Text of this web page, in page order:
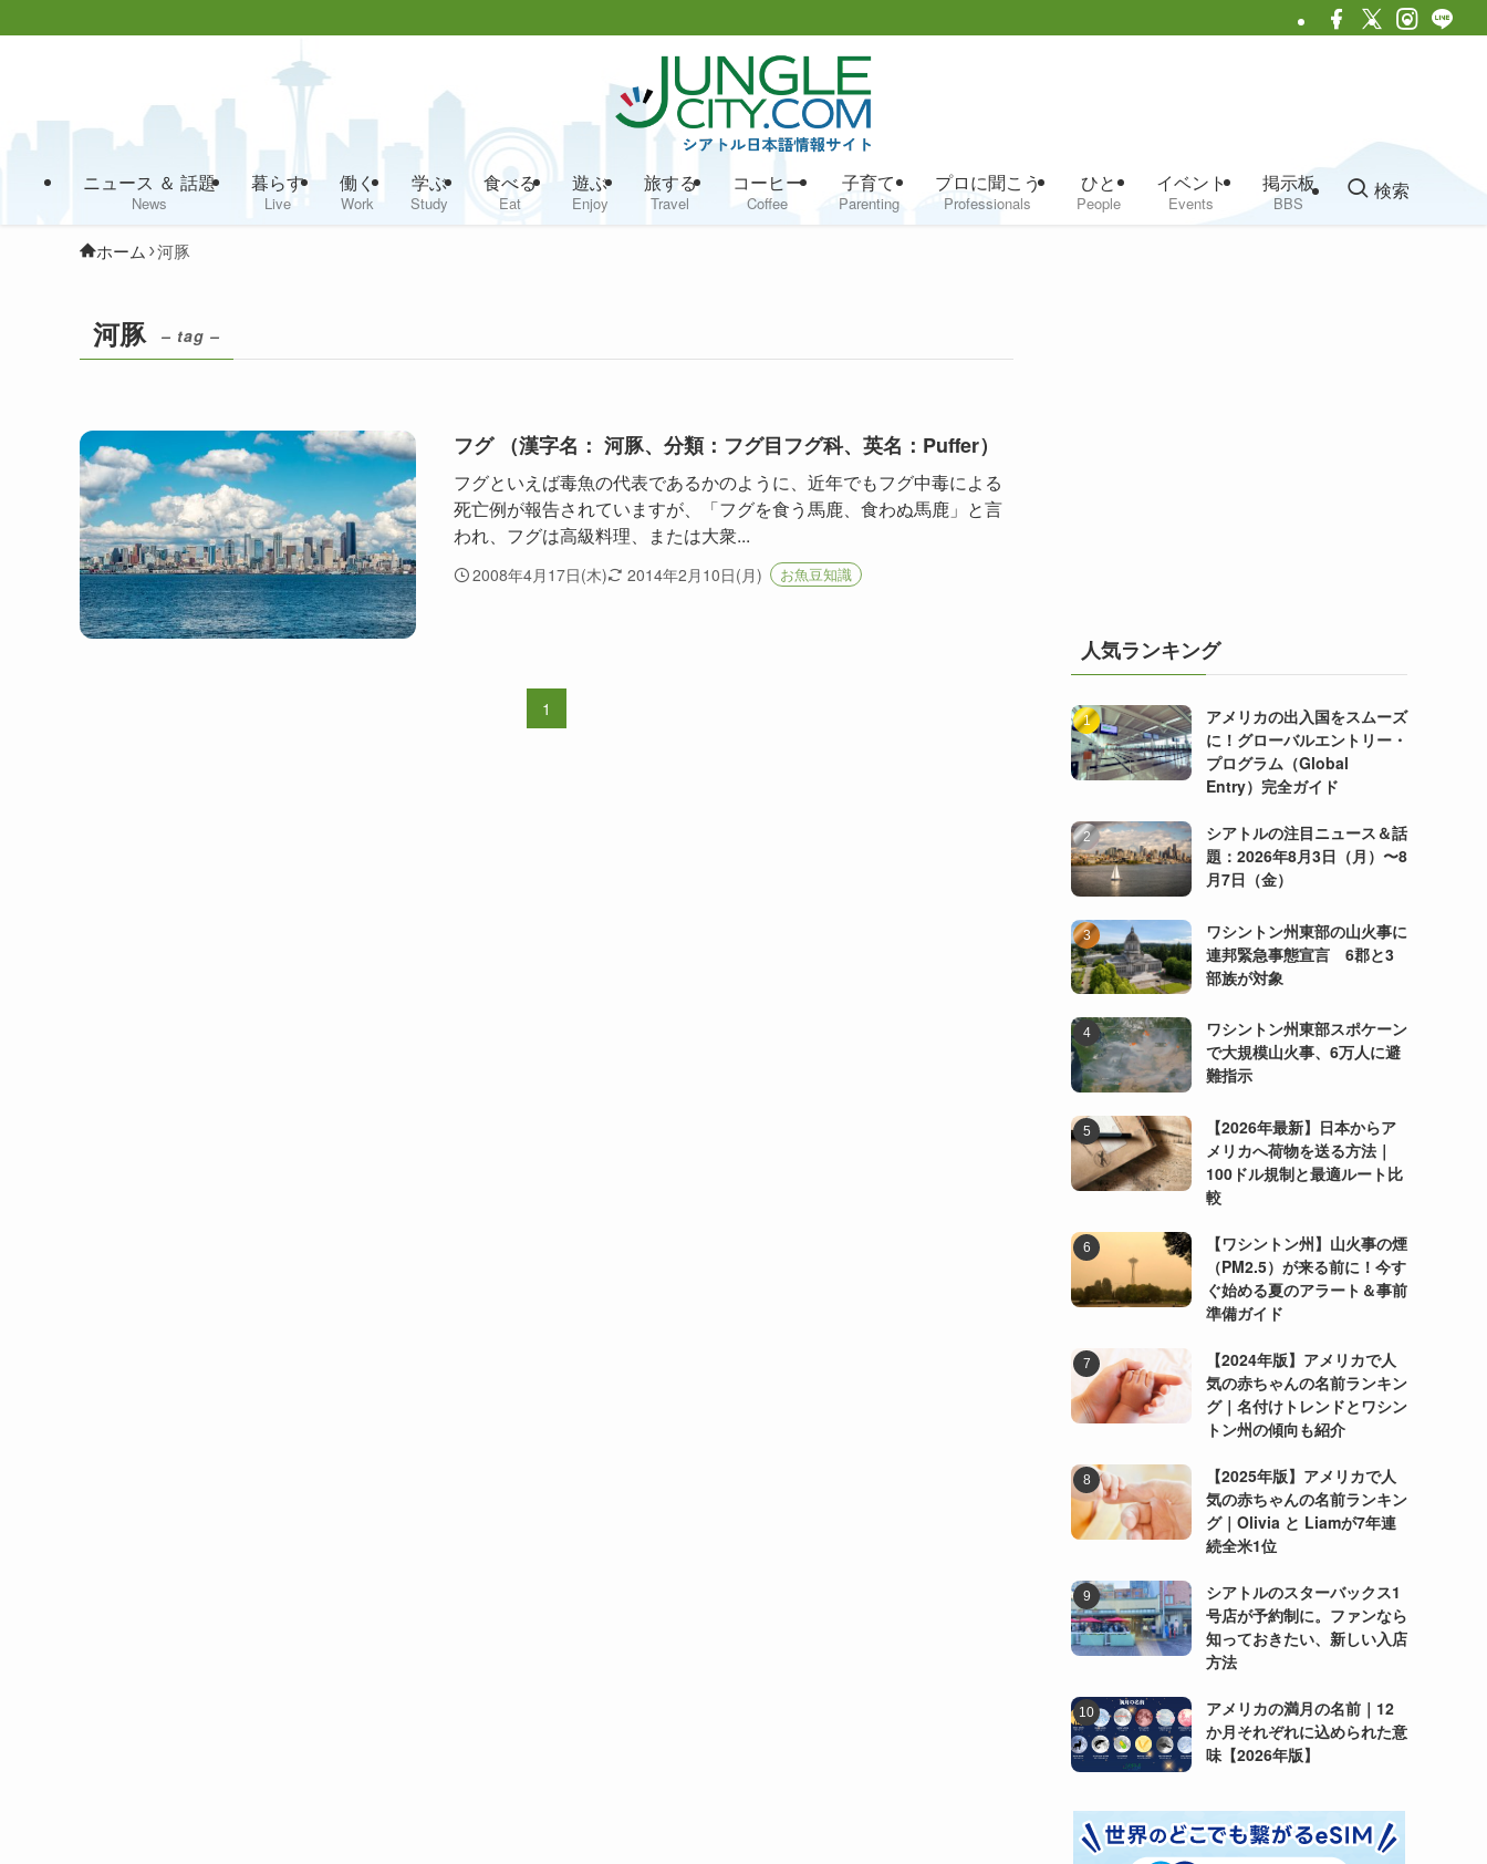
ニュース ＆ 話題
News
暮らす
Live
働く
Work
学ぶ
Study
食べる
Eat
遊ぶ
Enjoy
旅する
Travel
コーヒー
Coffee
子育て
Parenting
プロに聞こう
Professionals
ひと
People
イベント
Events
掲示板
BBS
検索
ホーム 河豚
河豚 – tag –
フグ （漢字名： 河豚、分類：フグ目フグ科、英名：Puffer）
フグといえば毒魚の代表であるかのように、近年でもフグ中毒による
死亡例が報告されていますが、「フグを食う馬鹿、食わぬ馬鹿」と言
われ、フグは高級料理、または大衆...
2008年4月17日(木) 2014年2月10日(月) お魚豆知識
1
人気ランキング
アメリカの出入国をスムーズ
に！グローバルエントリー・
プログラム（Global
Entry）完全ガイド
シアトルの注目ニュース＆話
題：2026年8月3日（月）〜8
月7日（金）
ワシントン州東部の山火事に
連邦緊急事態宣言 6郡と3
部族が対象
ワシントン州東部スポケーン
で大規模山火事、6万人に避
難指示
【2026年最新】日本からア
メリカへ荷物を送る方法｜
100ドル規制と最適ルート比
較
【ワシントン州】山火事の煙
（PM2.5）が来る前に！今す
ぐ始める夏のアラート＆事前
準備ガイド
【2024年版】アメリカで人
気の赤ちゃんの名前ランキン
グ｜名付けトレンドとワシン
トン州の傾向も紹介
【2025年版】アメリカで人
気の赤ちゃんの名前ランキン
グ｜Olivia と Liamが7年連
続全米1位
シアトルのスターバックス1
号店が予約制に。ファンなら
知っておきたい、新しい入店
方法
アメリカの満月の名前｜12
か月それぞれに込められた意
味【2026年版】